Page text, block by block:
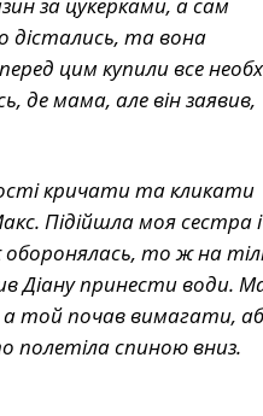
дістались, та вона
цим купили все
де мама, але він заявив,
кричати та кликати
Підійшла моя сестра і
то ж на
Діану принести води.
а той почав вимагати,
полетіла спиною вниз.